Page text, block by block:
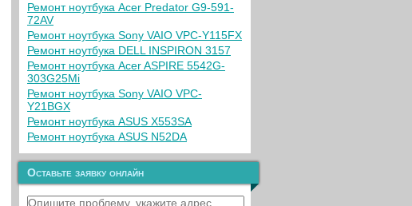
Ремонт ноутбука Acer Predator G9-591-
72AV
Ремонт ноутбука Sony VAIO VPC-Y115FX
Ремонт ноутбука DELL INSPIRON 3157
Ремонт ноутбука Acer ASPIRE 5542G-
303G25Mi
Ремонт ноутбука Sony VAIO VPC-
Y21BGX
Ремонт ноутбука ASUS X553SA
Ремонт ноутбука ASUS N52DA
Оставьте заявку онлайн